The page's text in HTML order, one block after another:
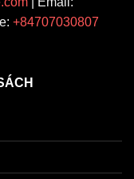
+84707030807